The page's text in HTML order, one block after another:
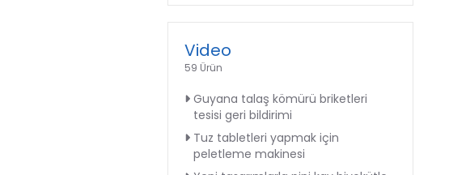
Video
59 Ürün
Guyana talaş kömürü briketleri
tesisi geri bildirimi
Tuz tabletleri yapmak için
peletleme makinesi